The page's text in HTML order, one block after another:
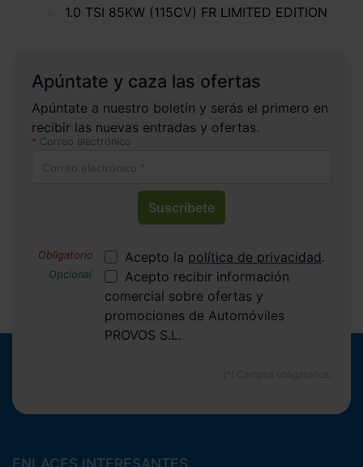
1.0 TSI 85KW (115CV) FR LIMITED EDITION
Apúntate y caza las ofertas
Apúntate a nuestro boletín y serás el primero en
recibir las nuevas entradas y ofertas.
Correo electrónico
Suscríbete
Acepto la política de privacidad.
Acepto recibir información
comercial sobre ofertas y
promociones de Automóviles
PROVOS S.L.
ENLACES INTERESANTES